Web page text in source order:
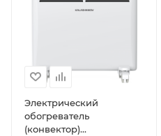
Электрический
обогреватель
(конвектор)